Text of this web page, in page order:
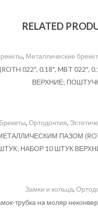
RELATED
, Металлические
022″, 0.18″, MBT 022″,
ВЕРХНИЕ;
Брекеты, Ортодонтия,
ПАЗОМ (ROTH
НАБОР 10 ШТУК
Замки и кольца,
трубка на моляр